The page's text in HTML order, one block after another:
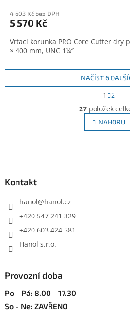
4 603 Kč bez DPH
5 570 Kč
Vrtací korunka PRO Core Cutter dry
× 400 mm, UNC 1¼″
O
v
l
á
NAČÍST 6
S
t
r
á
n
k
v
1
2
27 položek
NAHORU
Kontakt
hanol@hanol.cz
+420 547 241 329
+420 603 424 581
Hanol s.r.o.
Provozní doba
Po - Pá: 8.00 - 17.30
So - Ne: ZAVŘENO